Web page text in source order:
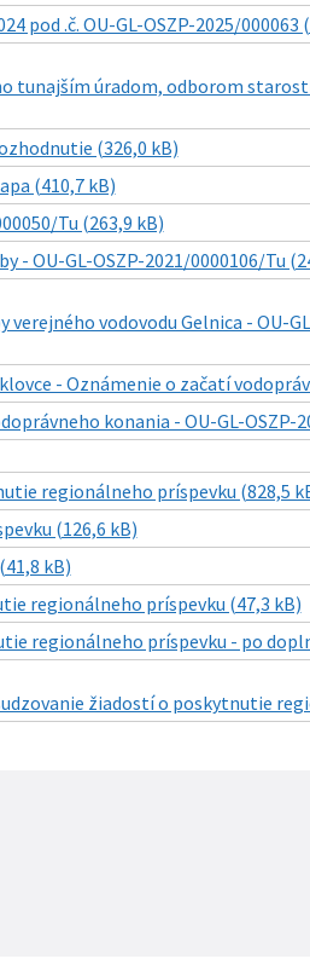
pod .č. OU-GL-OSZP-2025/000063
tunajším úradom, odborom
(326,0 kB)
(410,7 kB)
Tu (263,9 kB)
- OU-GL-OSZP-2021/0000106/Tu
vodovodu Gelnica - OU-
- Oznámenie o začatí
konania - OU-GL-OSZP-
regionálneho príspevku (828,5
(126,6 kB)
kB)
regionálneho príspevku (47,3 kB)
regionálneho príspevku - po
žiadostí o poskytnutie